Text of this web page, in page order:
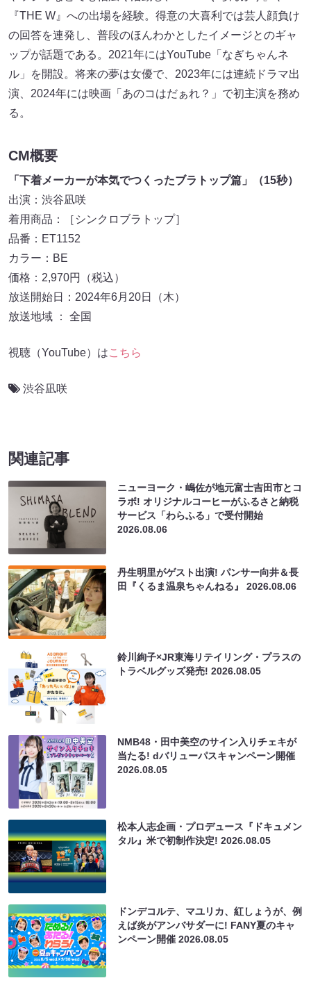
『THE W』への出場を経験。得意の大喜利では芸人顔負け
の回答を連発し、普段のほんわかとしたイメージとのギャ
ップが話題である。2021年にはYouTube「なぎちゃんネ
ル」を開設。将来の夢は女優で、2023年には連続ドラマ出
演、2024年には映画「あのコはだぁれ？」で初主演を務め
る。
CM概要
「下着メーカーが本気でつくったブラトップ篇」（15秒）
出演：渋⾕凪咲
着⽤商品：［シンクロブラトップ］
品番：ET1152
カラー：BE
価格：2,970円（税込）
放送開始⽇：2024年6⽉20⽇（木）
放送地域 ： 全国
視聴（YouTube）はこちら
渋谷凪咲
関連記事
ニューヨーク・嶋佐が地元富士吉田市とコ
ラボ! オリジナルコーヒーがふるさと納税
サービス「わらふる」で受付開始
2026.08.06
丹生明里がゲスト出演! パンサー向井＆長
田『くるま温泉ちゃんねる』2026.08.06
鈴川絢子×JR東海リテイリング・プラスの
トラベルグッズ発売!2026.08.05
NMB48・田中美空のサイン入りチェキが
当たる! dバリューパスキャンペーン開催
2026.08.05
松本人志企画・プロデュース『ドキュメン
タル』米で初制作決定!2026.08.05
ドンデコルテ、マユリカ、紅しょうが、例
えば炎がアンバサダーに! FANY夏のキャ
ンペーン開催2026.08.05